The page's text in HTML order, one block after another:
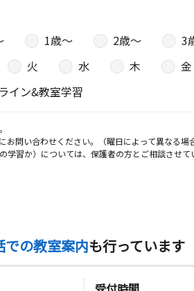
1歳〜 2歳〜 3
火 水 木 金
イン&教室学習
問い合わせください。（曜日によって異なる場
習か）については、保護者の方とご相談させて
での教室案内も行っています